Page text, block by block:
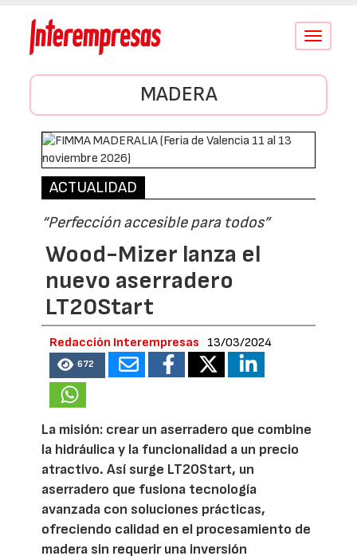
Conmutar
MADERA
ACTUALIDAD
“Perfección accesible para todos”
Wood-Mizer lanza el
nuevo aserradero
LT20Start
Redacción Interempresas 13/03/2024
672
La misión: crear un aserradero que combine
la hidráulica y la funcionalidad a un precio
atractivo. Así surge LT20Start, un
aserradero que fusiona tecnología
avanzada con soluciones prácticas,
ofreciendo calidad en el procesamiento de
madera sin requerir una inversión